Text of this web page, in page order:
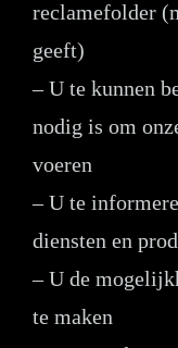
reclamefolder
geeft)
– U te kunnen
nodig is om
voeren
– U te
diensten en
– U de
te maken